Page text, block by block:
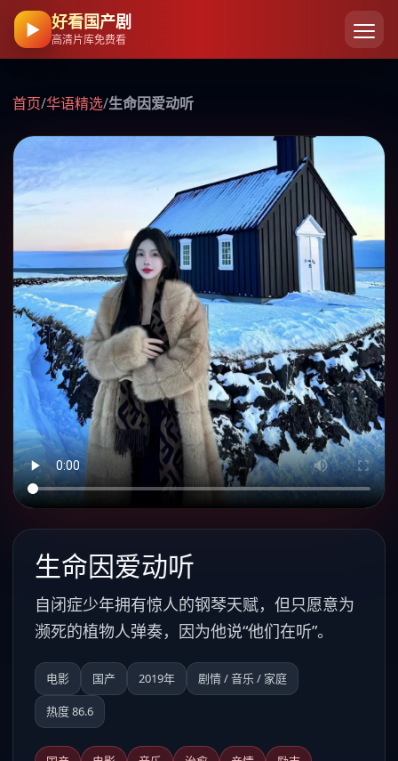
▶ 好看国产剧
高清片库免费看
首页/华语精选/生命因爱动听
生命因爱动听
自闭症少年拥有惊人的钢琴天赋，但只愿意为
濒死的植物人弹奏，因为他说“他们在听”。
电影 国产 2019年 剧情 / 音乐 / 家庭
热度 86.6